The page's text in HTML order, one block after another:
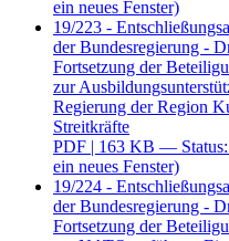
ein neues Fenster)
19/223 -
der Bundesregierung -
Fortsetzung der
zur
Regierung der Region
Streitkräfte
PDF | 163 KB — Status:
ein neues Fenster)
19/224 -
der Bundesregierung -
Fortsetzung der